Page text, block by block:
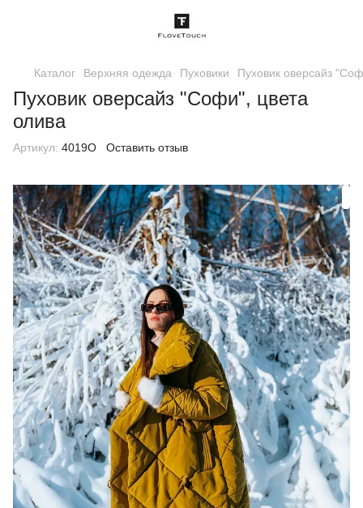
Каталог Верхняя одежда Пуховики Пуховик оверсайз
Пуховик оверсайз "Софи", цвета
олива
Артикул: 4019O Оставить отзыв